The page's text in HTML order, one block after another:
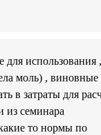
использования ,
моль) , виновные
в затраты для
из семинара
то нормы по